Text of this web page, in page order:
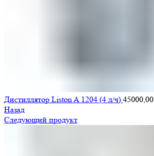
Дистиллятор Liston A 1204 (4 л/ч) 45000,00
Назад
Следующий продукт